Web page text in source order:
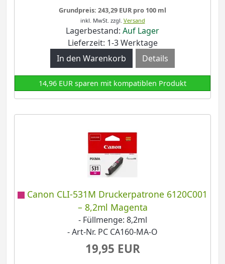
Grundpreis: 243,29 EUR pro 100 ml
inkl. MwSt. zzgl. Versand
Lagerbestand: Auf Lager
Lieferzeit: 1-3 Werktage
Details
14,96 EUR sparen mit kompatiblen Produkt
Canon CLI-531M Druckerpatrone 6120C001
– 8,2ml Magenta
- Füllmenge: 8,2ml
- Art-Nr. PC CA160-MA-O
19,95 EUR